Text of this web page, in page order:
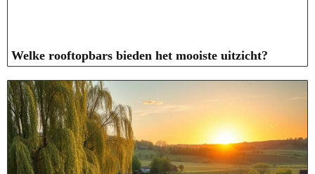
Welke rooftopbars bieden het mooiste uitzicht?